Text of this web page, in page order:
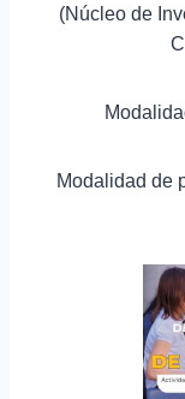
(Núcleo de
Modalidad de